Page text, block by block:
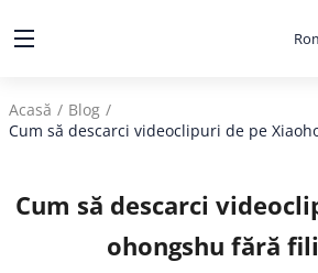
Acasă / Blog /
Cum să descarci videoclipuri de pe
Cum să descarci
ohongshu fără